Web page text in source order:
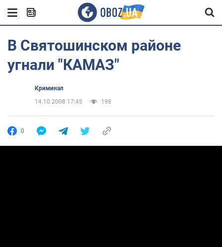
В Святошинском районе
угнали "КАМАЗ"
Криминал
14.10.2008 17:45
198
0